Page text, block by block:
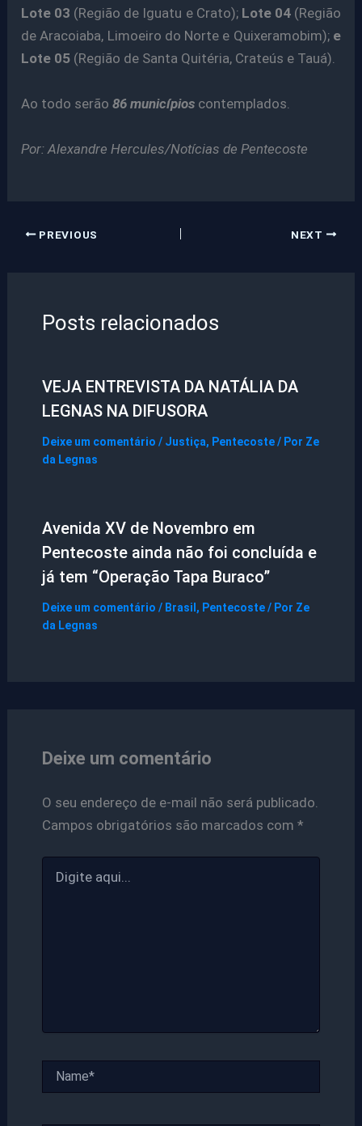
Lote 03 (Região de Iguatu e Crato); Lote 04(Região
de Aracoiaba, Limoeiro do Norte e Quixeramobim); e
Lote 05 (Região de Santa Quitéria, Crateús e Tauá).
Ao todo serão86 municípios contemplados.
Por: Alexandre Hercules/Notícias de Pentecoste
PREVIOUS NEXT
Posts relacionados
VEJA ENTREVISTA DA NATÁLIA DA
LEGNAS NA DIFUSORA
Deixe um comentário / Justiça, Pentecoste/ Por Ze
da Legnas
Avenida XV de Novembro em
Pentecoste ainda não foi concluída e
já tem “Operação Tapa Buraco”
Deixe um comentário / Brasil, Pentecoste/ Por Ze
da Legnas
Deixe um comentário
O seu endereço de e-mail não será publicado.
Campos obrigatórios são marcados com *
aqui...